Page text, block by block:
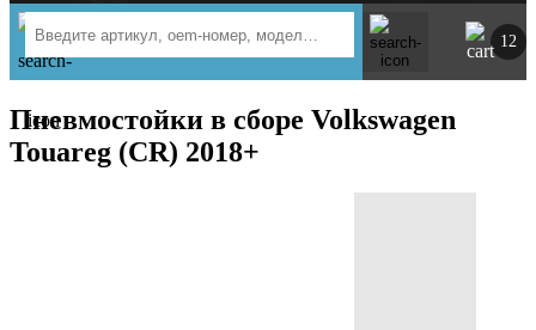
12
Пневмостойки в сборе Volkswagen
Touareg (CR) 2018+